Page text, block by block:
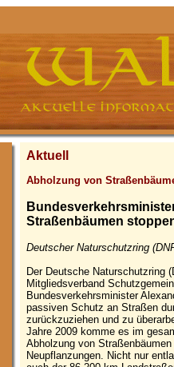
Aktuell
Abholzung von
Straßenbäumen
Deutscher Naturschutzring
Der Deutsche Naturschutzring
Mitgliedsverband
Bundesverkehrsminister
passiven Schutz an Straßen
zurückzuziehen und zu
Jahre 2009 komme es im
Abholzung von
Neupflanzungen. Nicht nur